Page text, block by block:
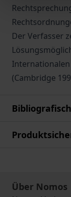
Der Verfasser
(Cambridge
Über Nomos